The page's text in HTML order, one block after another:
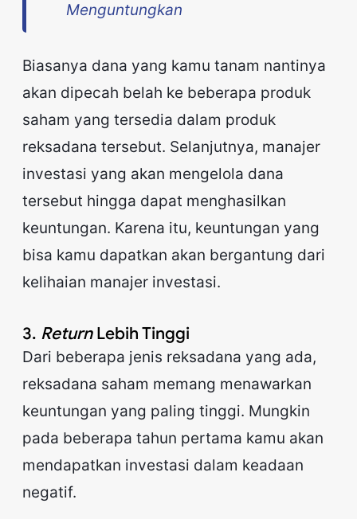
Menguntungkan
Biasanya dana yang kamu tanam nantinya
akan dipecah belah ke beberapa produk
saham yang tersedia dalam produk
reksadana tersebut. Selanjutnya, manajer
investasi yang akan mengelola dana
tersebut hingga dapat menghasilkan
keuntungan. Karena itu, keuntungan yang
bisa kamu dapatkan akan bergantung dari
kelihaian manajer investasi.
3. ReturnLebih Tinggi
Dari beberapa jenis reksadana yang ada,
reksadana saham memang menawarkan
keuntungan yang paling tinggi. Mungkin
pada beberapa tahun pertama kamu akan
mendapatkan investasi dalam keadaan
negatif.